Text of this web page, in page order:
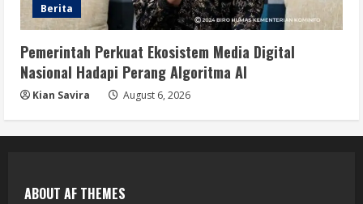
Berita
Pemerintah Perkuat Ekosistem Media Digital
Nasional Hadapi Perang Algoritma AI
Kian Savira August 6, 2026
ABOUT AF THEMES